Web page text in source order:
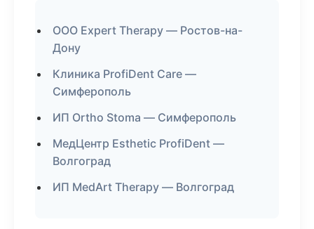
ООО Expert Therapy — Ростов-на-
Дону
Клиника ProfiDent Care —
Симферополь
ИП Ortho Stoma — Симферополь
МедЦентр Esthetic ProfiDent —
Волгоград
ИП MedArt Therapy — Волгоград